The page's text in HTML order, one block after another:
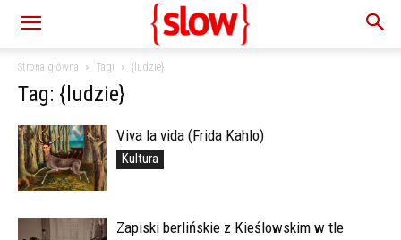
Strona główna Tagi {ludzie}
Tag: {ludzie}
Viva la vida (Frida Kahlo)
Kultura
Zapiski berlińskie z Kieślowskim w tle